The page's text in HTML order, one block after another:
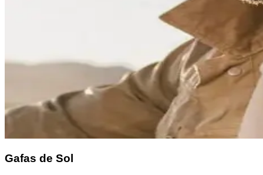
Gafas de Sol